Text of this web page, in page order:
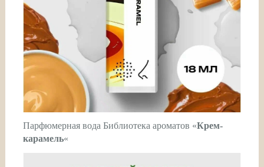
Парфюмерная вода Библиотека ароматов «Крем-
карамель«